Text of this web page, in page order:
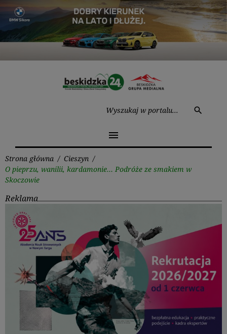
Przejdź
treści
search
menu
Strona główna / Cieszyn /
O pieprzu, wanilii, kardamonie… Podróże ze smakiem w
Skoczowie
Reklama